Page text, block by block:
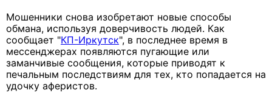
Мошенники снова изобретают новые способы
обмана, используя доверчивость людей. Как
сообщает "КП-Иркутск", в последнее время в
мессенджерах появляются пугающие или
заманчивые сообщения, которые приводят к
печальным последствиям для тех, кто попадается на
удочку аферистов.